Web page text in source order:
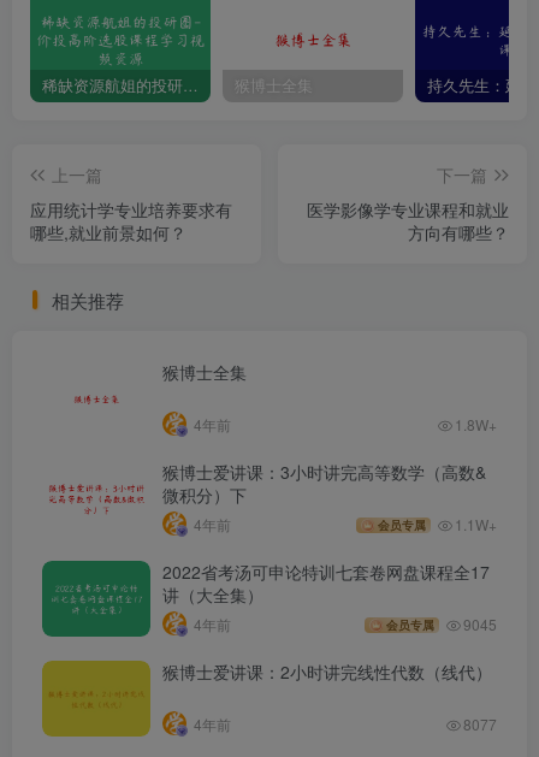
稀缺资源航姐的投研圈-价投高阶选股课程学习视频资源 猴博士全集
上一篇
应用统计学专业培养要求有
哪些,就业前景如何？
下一篇
医学影像学专业课程和就业
方向有哪些？
相关推荐
猴博士全集
4年前 1.8W+
猴博士爱讲课：3小时讲完高等数学（高数&
微积分）下
4年前 会员专属 1.1W+
2022省考汤可申论特训七套卷网盘课程全17
讲（大全集）
4年前 会员专属 9045
猴博士爱讲课：2小时讲完线性代数（线代）
4年前 8077